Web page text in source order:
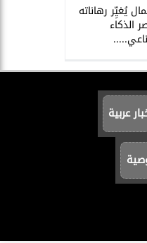
يُغيِّر رهاناته
الذكاء
عربية